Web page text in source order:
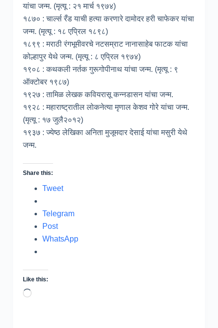
यांचा जन्म. (मृत्यू : २१ मार्च १९७४)
१८७० : चार्ल्स रँड याची हत्या करणारे दामोदर हरी चाफेकर यांचा
जन्म. (मृत्यू : १८ एप्रिल १८९८)
१८९९ : मराठी रंगभूमीवरचे नटसम्राट नानासाहेब फाटक यांचा
कोल्हापुर येथे जन्म. (मृत्यू : ८ एप्रिल १९७४)
१९०८ : कथकली नर्तक गुरूगोपीनाथ यांचा जन्म. (मृत्यू : ९
ऑक्टोबर १९८७)
१९२७ : तामिळ लेखक कवियरासू कन्नडासन यांचा जन्म.
१९२८ : महाराष्ट्रातील लोकनेत्या मृणाल केशव गोरे यांचा जन्म.
(मृत्यू : १७ जुलै२०१२)
१९३७ : ज्येष्ठ लेखिका अनिता मुजूमदार देसाई यांचा मसुरी येथे
जन्म.
Share this:
Tweet
Telegram
Post
WhatsApp
Like this:
Loading…